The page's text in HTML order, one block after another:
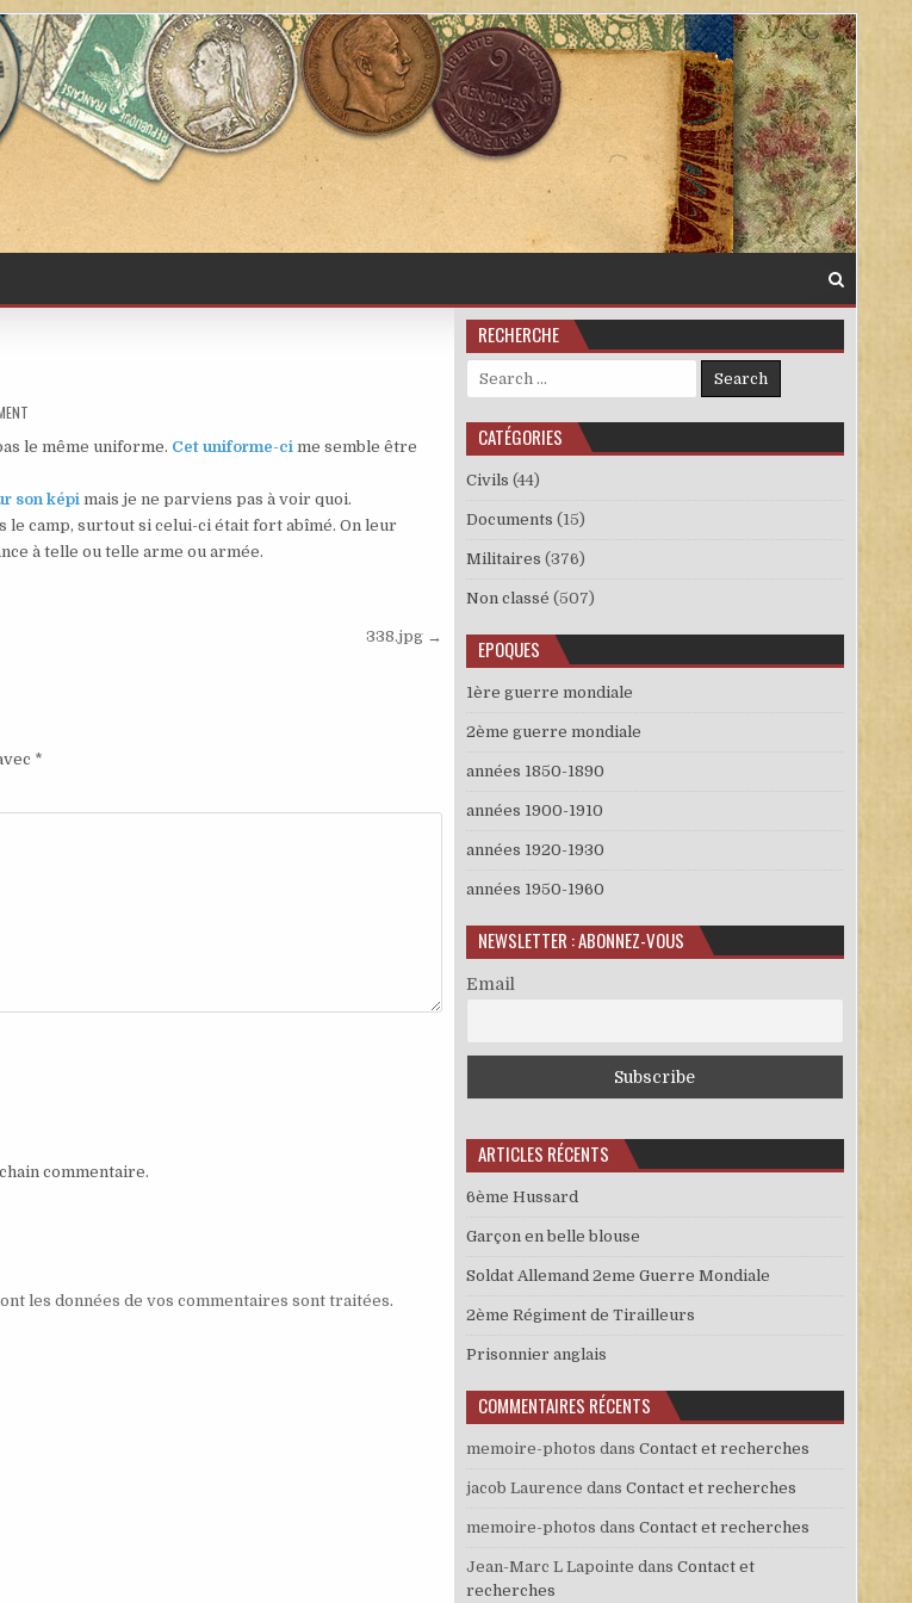
ON 197.JPG
le même uniforme. Cet uniforme-ci me semble être
son képimais je ne parviens pas à voir quoi.
camp, surtout si celui-ci était fort abîmé. On leur
à telle ou telle arme ou armée.
338.jpg →
*
commentaire.
les données de vos commentaires sont traitées.
RECHERCHE
Search for:
CATÉGORIES
Civils (44)
Documents (15)
Militaires (376)
Non classé (507)
EPOQUES
1ère guerre mondiale
2ème guerre mondiale
années 1850-1890
années 1900-1910
années 1920-1930
années 1950-1960
NEWSLETTER : ABONNEZ-VOUS
Email
ARTICLES RÉCENTS
6ème Hussard
Garçon en belle blouse
Soldat Allemand 2eme Guerre Mondiale
2ème Régiment de Tirailleurs
Prisonnier anglais
COMMENTAIRES RÉCENTS
memoire-photos dans Contact et recherches
jacob Laurence dans Contact et recherches
memoire-photos dans Contact et recherches
Jean-Marc L Lapointe dans Contact et
recherches